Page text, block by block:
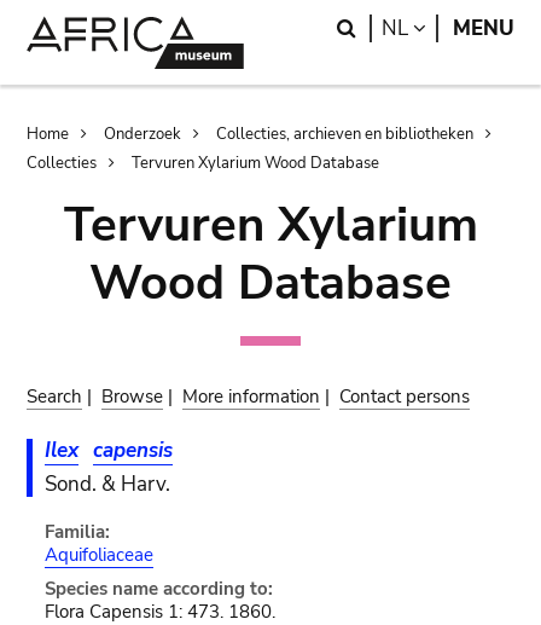
Search
NL LANGUAGE
MENU
Breadcrumb
Home Onderzoek
Collecties, archieven en bibliotheken
Collecties
Tervuren Xylarium Wood Database
Tervuren Xylarium
Wood Database
Search | Browse | More information | Contact persons
Ilex capensis
Sond. & Harv.
Familia:
Aquifoliaceae
Species name according to:
Flora Capensis 1: 473. 1860.